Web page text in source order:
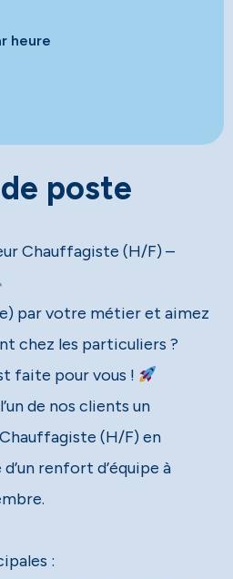
heure
poste
Chauffagiste (H/F) –
par votre métier et aimez
chez les particuliers ?
faite pour vous !
de nos clients un
(H/F) en
renfort d’équipe à
: